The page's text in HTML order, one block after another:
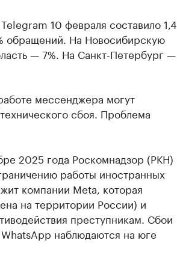
10 февраля составило 1,4
обращений. На Новосибирскую
— 7%. На Санкт-Петербург —
мессенджера могут
сбоя. Проблема
2025 года Роскомнадзор (РКН)
работы иностранных
компании Meta, которая
на территории России) и
преступникам. Сбои
наблюдаются на юге